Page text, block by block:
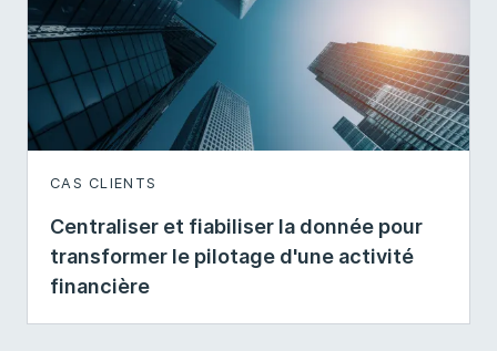
CAS CLIENTS
Centraliser et fiabiliser la donnée pour
transformer le pilotage d'une activité
financière